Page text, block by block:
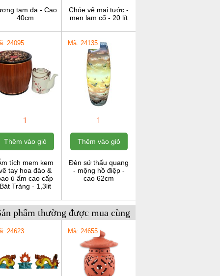
tam đa - Cao
40cm
Chóe vẽ mai tước -
men lam cổ - 20 lít
24095
1
Thêm vào giỏ
tích mem kem
tay hoa đào &
ủ ấm cao cấp
Tràng - 1,3lit
Mã: 24135
1
Thêm vào giỏ
Đèn sứ thấu quang
- mộng hồ điệp -
cao 62cm
phẩm thường được mua cùng
24623 Mã: 24655